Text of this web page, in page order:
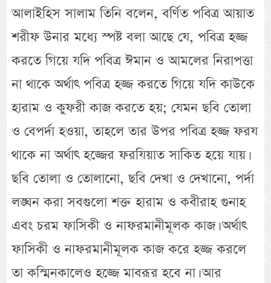
আলাইহিস সালাম তিনি বলেন, বর্ণিত পবিত্র আয়াত
শরীফ উনার মধ্যে স্পষ্ট বলা আছে যে, পবিত্র হজ্জ
করতে গিয়ে যদি পবিত্র ঈমান ও আমলের নিরাপত্তা
না থাকে অর্থাৎ পবিত্র হজ্জ করতে গিয়ে যদি কাউকে
হারাম ও কুফরী কাজ করতে হয়; যেমন ছবি তোলা
ও বেপর্দা হওয়া, তাহলে তার উপর পবিত্র হজ্জ ফরয
থাকে না অর্থাৎ হজ্জের ফরযিয়াত সাকিত হয়ে যায়।
ছবি তোলা ও তোলানো, ছবি দেখা ও দেখানো, পর্দা
লঙ্ঘন করা সবগুলো শক্ত হারাম ও কবীরাহ গুনাহ
এবং চরম ফাসিকী ও নাফরমানীমূলক কাজ। অর্থাৎ
ফাসিকী ও নাফরমানীমূলক কাজ করে হজ্জ করলে
তা কস্মিনকালেও হজ্জে মাবরূর হবে না। আর